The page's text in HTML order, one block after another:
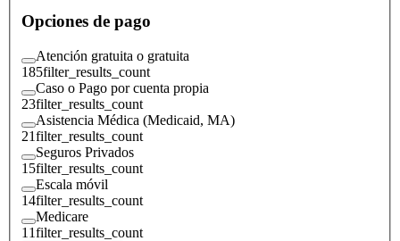
Opciones de pago
Atención gratuita o gratuita
185filter_results_count
Caso o Pago por cuenta propia
23filter_results_count
Asistencia Médica (Medicaid, MA)
21filter_results_count
Seguros Privados
15filter_results_count
Escala móvil
14filter_results_count
Medicare
11filter_results_count